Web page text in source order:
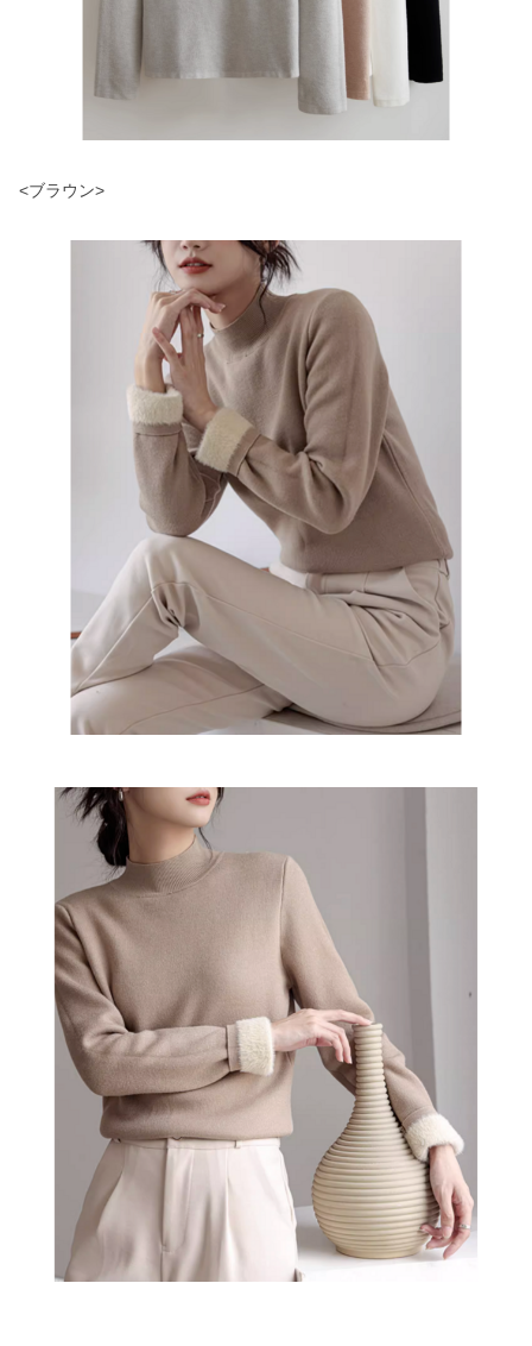
<ブラウン>